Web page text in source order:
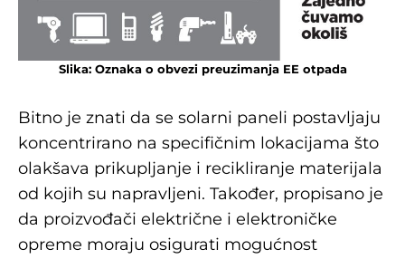
Slika: Oznaka o obvezi preuzimanja EE otpada
Bitno je znati da se solarni paneli postavljaju
koncentrirano na specifičnim lokacijama što
olakšava prikupljanje i recikliranje materijala
od kojih su napravljeni. Također, propisano je
da proizvođači električne i elektroničke
opreme moraju osigurati mogućnost